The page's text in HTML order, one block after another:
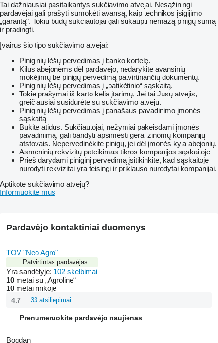
Tai dažniausiai pasitaikantys sukčiavimo atvejai. Nesąžiningi
pardavėjai gali prašyti sumokėti avansą, kaip technikos įsigijimo
„garantą“. Tokiu būdų sukčiautojai gali sukaupti nemažą pinigų sumą
ir pradingti.
Įvairūs šio tipo sukčiavimo atvejai:
Piniginių lėšų pervedimas į banko kortelę.
Kilus abejonėms dėl pardavėjo, nedarykite avansinių
mokėjimų be pinigų pervedimą patvirtinančių dokumentų.
Piniginių lėšų pervedimas į „patikėtinio“ sąskaitą.
Tokie prašymai iš karto kelia įtarimų, Jei tai Jūsų atvejis,
greičiausiai susidūrėte su sukčiavimo atveju.
Piniginių lėšų pervedimas į panašaus pavadinimo įmonės
sąskaitą
Būkite atidūs. Sukčiautojai, nežymiai pakeisdami įmonės
pavadinimą, gali bandyti apsimesti gerai žinomų kompanijų
atstovais. Nepervedinėkite pinigų, jei dėl įmonės kyla abejonių.
Asmeninių rekvizitų pateikimas tikros kompanijos sąskaitoje
Prieš darydami piniginį pervedimą įsitikinkite, kad sąskaitoje
nurodyti rekvizitai yra teisingi ir priklauso nurodytai kompanijai.
Aptikote sukčiavimo atvejų?
Informuokite mus
Pardavėjo kontaktiniai duomenys
TOV "Neo Agro"
Patvirtintas pardavėjas
Yra sandėlyje: 102 skelbimai
10 metai su „Agroline“
10 metai rinkoje
4.7 33 atsiliepimai
Prenumeruokite pardavėjo naujienas
Bogdan